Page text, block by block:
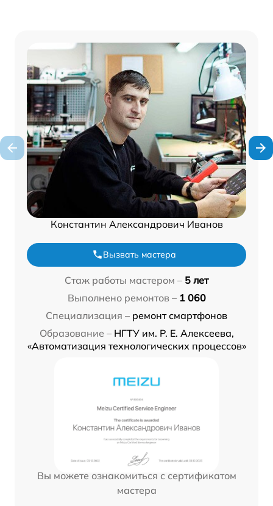
Константин Александрович Иванов
Вызвать мастера
Стаж работы мастером – 5 лет
Выполнено ремонтов – 1 060
Специализация – ремонт смартфонов
Образование – НГТУ им. Р. Е. Алексеева,
«Автоматизация технологических процессов»
Вы можете ознакомиться с сертификатом
мастера